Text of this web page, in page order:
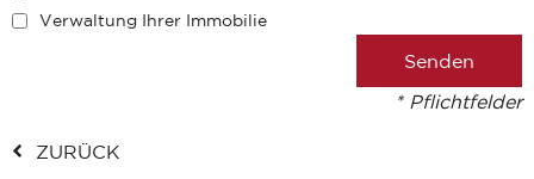
Verwaltung Ihrer Immobilie
* Pflichtfelder
ZURÜCK